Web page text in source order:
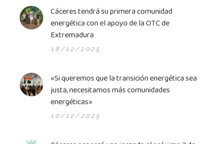
Cáceres tendrá su primera comunidad
energética con el apoyo de la OTC de
Extremadura
18/12/2025
«Si queremos que la transición energética sea
justa, necesitamos más comunidades
energéticas»
10/12/2025